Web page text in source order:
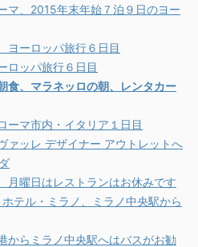
マ、2015年末年始７泊９日のヨー
ヨーロッパ旅行６日目
ロッパ旅行６日目
食、マラネッロの朝、レンタカー
ーマ市内・イタリア１日目
ァッレ デザイナー アウトレットへ
月曜日はレストランはお休みです
テル・ミラノ、ミラノ中央駅から
からミラノ中央駅へはバスがお勧